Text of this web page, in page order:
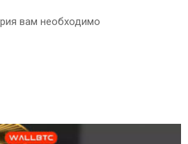
вам необходимо